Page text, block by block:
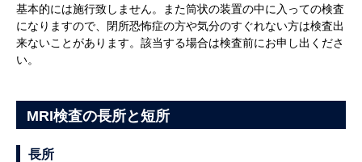
基本的には施行致しません。また筒状の装置の中に入っての検査
になりますので、閉所恐怖症の方や気分のすぐれない方は検査出
来ないことがあります。該当する場合は検査前にお申し出くださ
い。
MRI検査の長所と短所
長所